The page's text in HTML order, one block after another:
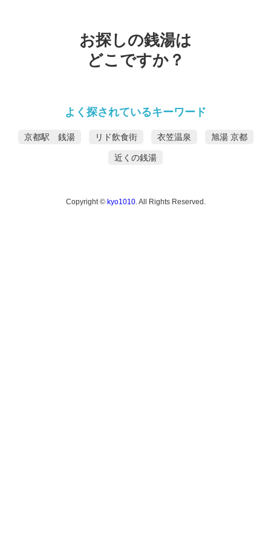
お探しの銭湯は
どこですか？
よく探されているキーワード
京都駅 銭湯 リド飲食街 衣笠温泉 旭湯 京都
近くの銭湯
Copyright © kyo1010. All Rights Reserved.